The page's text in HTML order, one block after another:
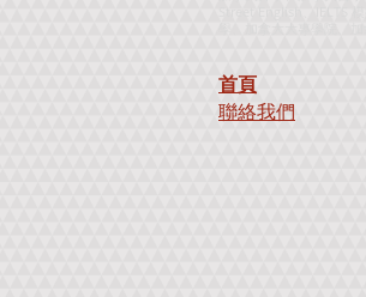
首頁
聯絡我們